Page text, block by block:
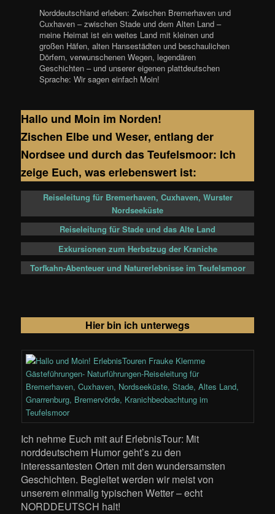
Norddeutschland erleben: Zwischen Bremerhaven und
Cuxhaven – zwischen Stade und dem Alten Land –
meine Heimat ist ein weites Land mit kleinen und
großen Häfen, alten Hansestädten und beschaulichen
Dörfern, verwunschenen Wegen, legendären
Geschichten – und unserer eigenen plattdeutschen
Sprache: Wir sagen einfach Moin!
Hallo und Moin im Norden!
Zischen Elbe und Weser, entlang der
Nordsee und durch das Teufelsmoor: Ich
zeige Euch, was erlebenswert ist:
Reiseleitung für Bremerhaven, Cuxhaven, Wurster
Nordseeküste
Reiseleitung für Stade und das Alte Land
Exkursionen zum Herbstzug der Kraniche
Torfkahn-Abenteuer und Naturerlebnisse im Teufelsmoor
Hier bin ich unterwegs
Ich nehme Euch mit auf ErlebnisTour: Mit
norddeutschem Humor geht’s zu den
interessantesten Orten mit den wundersamsten
Geschichten. Begleitet werden wir meist von
unserem einmalig typischen Wetter – echt
NORDDEUTSCH halt!